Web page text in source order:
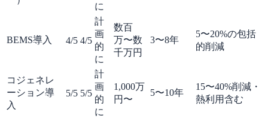
に
BEMS導入 4/5 4/5
計
画
的
に
数百
万〜数
千万円
3〜8年
5〜20%の包括
的削減
コジェネレ
ーション導
入
5/5 5/5
計
画
的
に
1,000万
円〜
5〜10年
15〜40%削減・
熱利用含む